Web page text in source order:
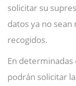
solicitar su
datos ya no
recogidos.
En
podrán solicitar